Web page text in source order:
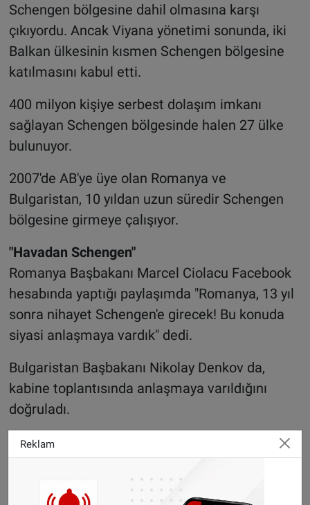
Schengen bölgesine dahil olmasına karşı
çıkıyordu. Ancak Viyana yönetimi sonunda, iki
Balkan ülkesinin kısmen Schengen bölgesine
katılmasını kabul etti.
400 milyon kişiye serbest dolaşım imkanı
sağlayan Schengen bölgesinde halen 27 ülke
bulunuyor.
2007'de AB'ye üye olan Romanya ve
Bulgaristan, 10 yıldan uzun süredir Schengen
bölgesine girmeye çalışıyor.
"Havadan Schengen"
Romanya Başbakanı Marcel Ciolacu Facebook
hesabında yaptığı paylaşımda "Romanya, 13 yıl
sonra nihayet Schengen'e girecek! Bu konuda
siyasi anlaşmaya vardık" dedi.
Bulgaristan Başbakanı Nikolay Denkov da,
kabine toplantısında anlaşmaya varıldığını
doğruladı.
Avusturyalı yetkililer ise sadece müzakerelerin
devam ettiğini söyledi.
Ülkede iktidardaki Halk Partisi, halen kamuoyu
Reklam